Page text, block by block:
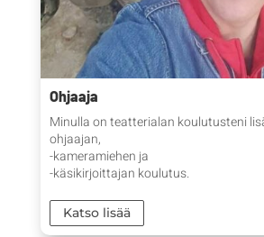
Ohjaaja
Minulla on teatterialan koulutusteni
ohjaajan,
-kameramiehen ja
-käsikirjoittajan koulutus.
Katso lisää